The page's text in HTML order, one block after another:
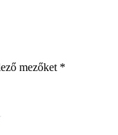
mezőket *